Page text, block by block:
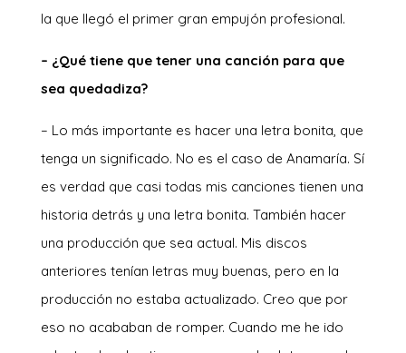
la que llegó el primer gran empujón profesional.
– ¿Qué tiene que tener una canción para que
sea quedadiza?
– Lo más importante es hacer una letra bonita, que
tenga un significado. No es el caso de Anamaría. Sí
es verdad que casi todas mis canciones tienen una
historia detrás y una letra bonita. También hacer
una producción que sea actual. Mis discos
anteriores tenían letras muy buenas, pero en la
producción no estaba actualizado. Creo que por
eso no acababan de romper. Cuando me he ido